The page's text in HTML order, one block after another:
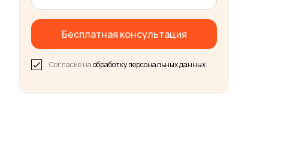
Бесплатная консультация
Согласие наобработку персональных данных